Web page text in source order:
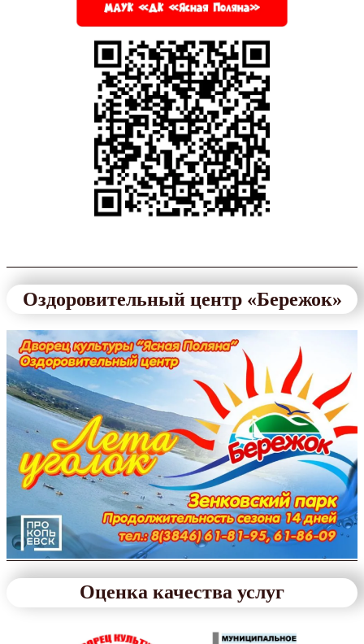
Оздоровительный центр «Бережок»
Оценка качества услуг